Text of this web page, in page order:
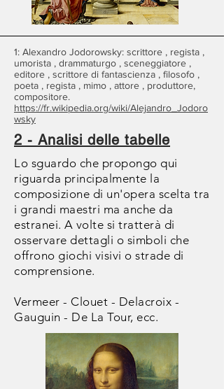
1: Alexandro Jodorowsky: scrittore , regista ,
umorista , drammaturgo , sceneggiatore ,
editore , scrittore di fantascienza , filosofo ,
poeta , regista , mimo , attore , produttore,
compositore.
https://fr.wikipedia.org/wiki/Alejandro_Jodoro
wsky
2 - Analisi delle tabelle
Lo sguardo che propongo qui
riguarda principalmente la
composizione di un'opera scelta tra
i grandi maestri ma anche da
estranei. A volte si tratterà di
osservare dettagli o simboli che
offrono giochi visivi o strade di
comprensione.
Vermeer - Clouet - Delacroix -
Gauguin - De La Tour, ecc.